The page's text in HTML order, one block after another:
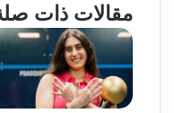
مقالات ذات